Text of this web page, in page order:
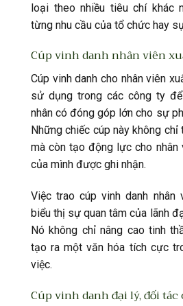
loại theo nhiều tiêu chí khác
từng nhu cầu của tổ chức hay
Cúp vinh danh nhân viên
Cúp vinh danh cho nhân viên
sử dụng trong các công ty
nhân có đóng góp lớn cho sự
Những chiếc cúp này không
mà còn tạo động lực cho
của mình được ghi nhận.
Việc trao cúp vinh danh nhân
biểu thị sự quan tâm của lãnh
Nó không chỉ nâng cao tinh
tạo ra một văn hóa tích cực
việc.
Cúp vinh danh đại lý, đối